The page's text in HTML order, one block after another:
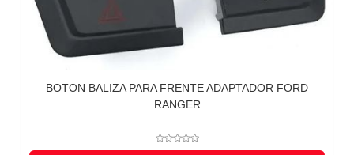
BOTON BALIZA PARA FRENTE ADAPTADOR FORD
RANGER